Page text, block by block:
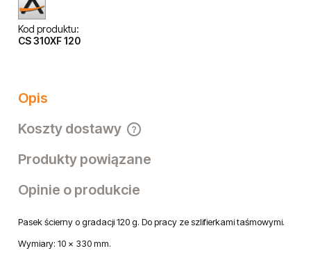
Kod produktu:
CS 310XF 120
Opis
Koszty dostawy
Cena nie zawiera ewentualnych kosztów płatności
Produkty powiązane
Opinie o produkcie
Pasek ścierny o gradacji 120 g. Do pracy ze szlifierkami taśmowymi.
Wymiary: 10 x 330 mm.